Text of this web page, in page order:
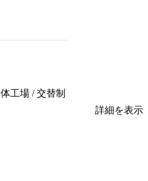
工場 / 交替制
詳細を表示